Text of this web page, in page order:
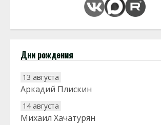
Дни рождения
13 августа
Аркадий Плискин
14 августа
Михаил Хачатурян